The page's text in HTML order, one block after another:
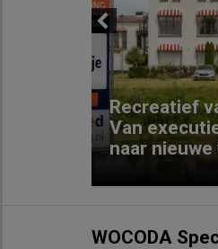
Previous
Recreatief
Van
naar
WOCODA